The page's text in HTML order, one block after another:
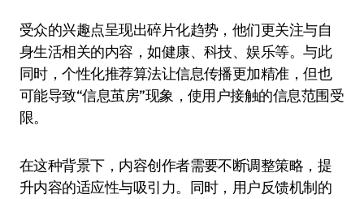
受众的兴趣点呈现出碎片化趋势，他们更关注与自
身生活相关的内容，如健康、科技、娱乐等。与此
同时，个性化推荐算法让信息传播更加精准，但也
可能导致“信息茧房”现象，使用户接触的信息范围受
限。
在这种背景下，内容创作者需要不断调整策略，提
升内容的适应性与吸引力。同时，用户反馈机制的